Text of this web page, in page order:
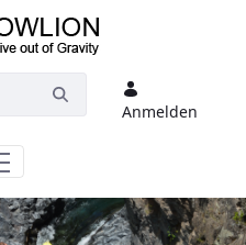
Anmelden